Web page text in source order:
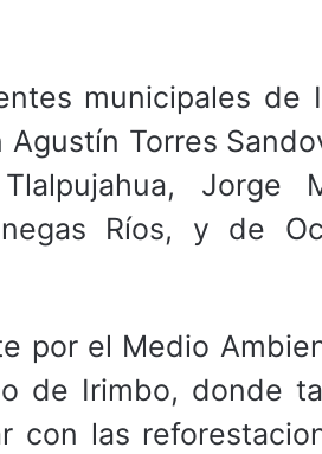
municipales de
Torres
Jorge
Ríos, y de
por el Medio
de Irimbo, donde
con las